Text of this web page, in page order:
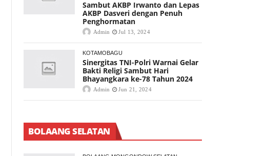
Sambut AKBP Irwanto dan Lepas
AKBP Dasveri dengan Penuh
Penghormatan
Admin Jul 13, 2024
KOTAMOBAGU
Sinergitas TNI-Polri Warnai Gelar
Bakti Religi Sambut Hari
Bhayangkara ke-78 Tahun 2024
Admin Jun 21, 2024
BOLAANG SELATAN